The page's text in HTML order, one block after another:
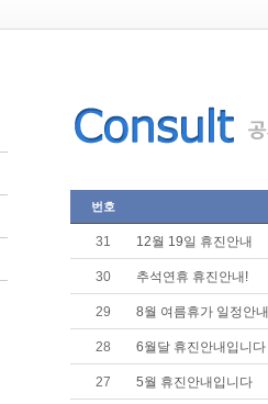
번호
31 12월 19일 휴진안내
30 추석연휴 휴진안내!
29 8월 여름휴가 일정안내
28 6월달 휴진안내입니다
27 5월 휴진안내입니다